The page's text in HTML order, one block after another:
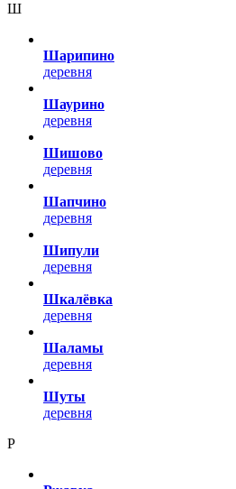
Ш
Шарипино
деревня
Шаурино
деревня
Шишово
деревня
Шапчино
деревня
Шипули
деревня
Шкалёвка
деревня
Шаламы
деревня
Шуты
деревня
Р